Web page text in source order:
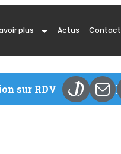
plus Toggle
Actus Contact
sur RDV